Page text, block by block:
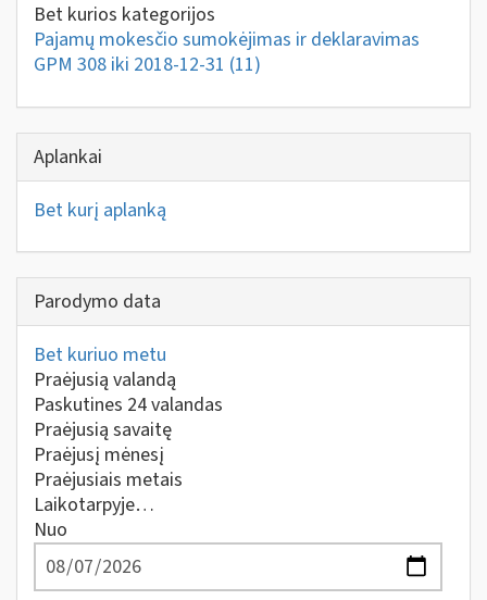
Bet kurios kategorijos
Pajamų mokesčio sumokėjimas ir deklaravimas
GPM 308 iki 2018-12-31 (11)
Aplankai
Bet kurį aplanką
Parodymo data
Bet kuriuo metu
Praėjusią valandą
Paskutines 24 valandas
Praėjusią savaitę
Praėjusį mėnesį
Praėjusiais metais
Laikotarpyje…
Nuo